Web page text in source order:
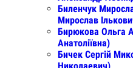
Биленчук
Мирослав
Бирюкова Ольга
Анатоліївна)
Бичек Сергій